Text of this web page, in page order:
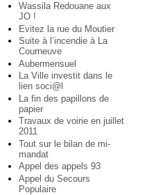
Wassila Redouane aux
JO !
Evitez la rue du Moutier
Suite à l’incendie à La
Courneuve
Aubermensuel
La Ville investit dans le
lien soci@l
La fin des papillons de
papier
Travaux de voirie en juillet
2011
Tout sur le bilan de mi-
mandat
Appel des appels 93
Appel du Secours
Populaire